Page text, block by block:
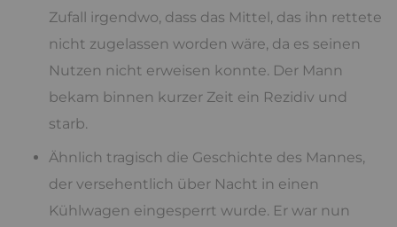
Zufall irgendwo, dass das Mittel, das ihn rettete
nicht zugelassen worden wäre, da es seinen
Nutzen nicht erweisen konnte. Der Mann
bekam binnen kurzer Zeit ein Rezidiv und
starb.
Ähnlich tragisch die Geschichte des Mannes,
der versehentlich über Nacht in einen
Kühlwagen eingesperrt wurde. Er war nun